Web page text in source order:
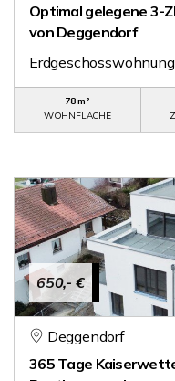
Optimal gelegene 3-
von Deggendorf
Erdgeschosswohnung
78 m²
WOHNFLÄCHE
650,- €
Deggendorf
365 Tage